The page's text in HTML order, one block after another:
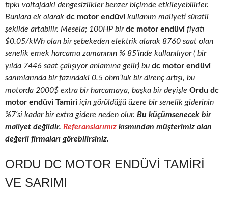
tıpkı voltajdaki dengesizlikler benzer biçimde etkileyebilirler.
Bunlara ek olarak dc motor endüvi kullanım maliyeti süratli
şekilde artabilir. Mesela; 100HP birdc motor endüvi fiyatı
$0.05/kWh olan bir şebekeden elektrik alarak 8760 saat olan
senelik emek harcama zamanının % 85’inde kullanılıyor ( bir
yılda 7446 saat çalışıyor anlamına gelir) bu dc motor endüvi
sarımlarında bir fazındaki 0.5 ohm’luk bir direnç artışı, bu
motorda 2000$ extra bir harcamaya, başka bir deyişle Ordu dc
motor endüvi Tamiri için görüldüğü üzere bir senelik giderinin
%7’si kadar bir extra gidere neden olur. Bu küçümsenecek bir
maliyet değildir. Referanslarımız kısmından müşterimiz olan
değerli firmaları görebilirsiniz.
ORDU DC MOTOR ENDÜVI TAMIRI
VE SARIMI